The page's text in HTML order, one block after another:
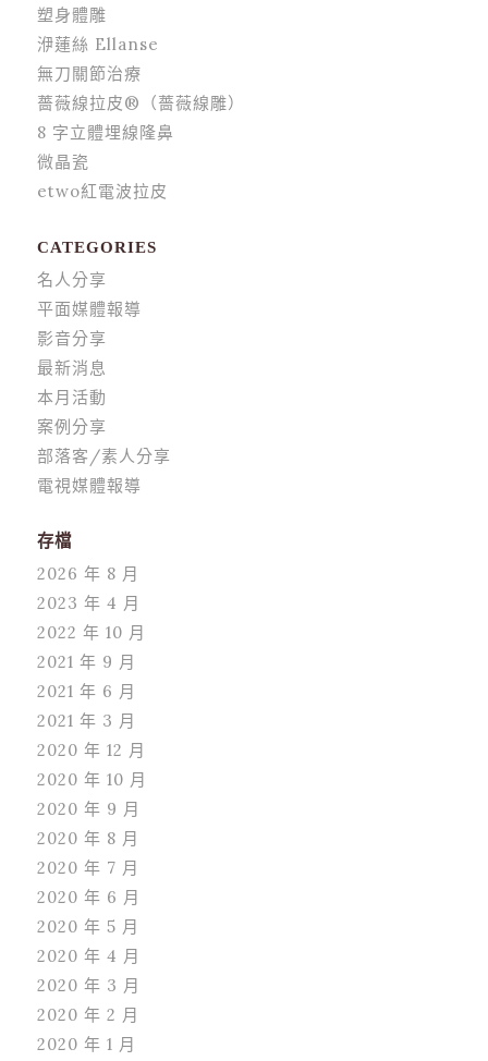
塑身體雕
洢蓮絲 Ellanse
無刀關節治療
薔薇線拉皮®（薔薇線雕）
8 字立體埋線隆鼻
微晶瓷
etwo紅電波拉皮
CATEGORIES
名人分享
平面媒體報導
影音分享
最新消息
本月活動
案例分享
部落客/素人分享
電視媒體報導
存檔
2026 年 8 月
2023 年 4 月
2022 年 10 月
2021 年 9 月
2021 年 6 月
2021 年 3 月
2020 年 12 月
2020 年 10 月
2020 年 9 月
2020 年 8 月
2020 年 7 月
2020 年 6 月
2020 年 5 月
2020 年 4 月
2020 年 3 月
2020 年 2 月
2020 年 1 月